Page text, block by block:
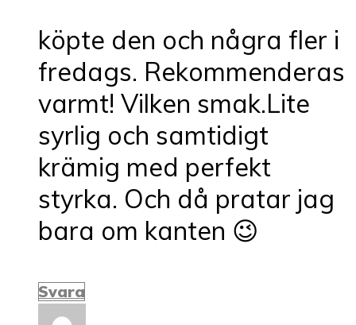
köpte den och några fler i
fredags. Rekommenderas
varmt! Vilken smak.Lite
syrlig och samtidigt
krämig med perfekt
styrka. Och då pratar jag
bara om kanten 😉
Svara